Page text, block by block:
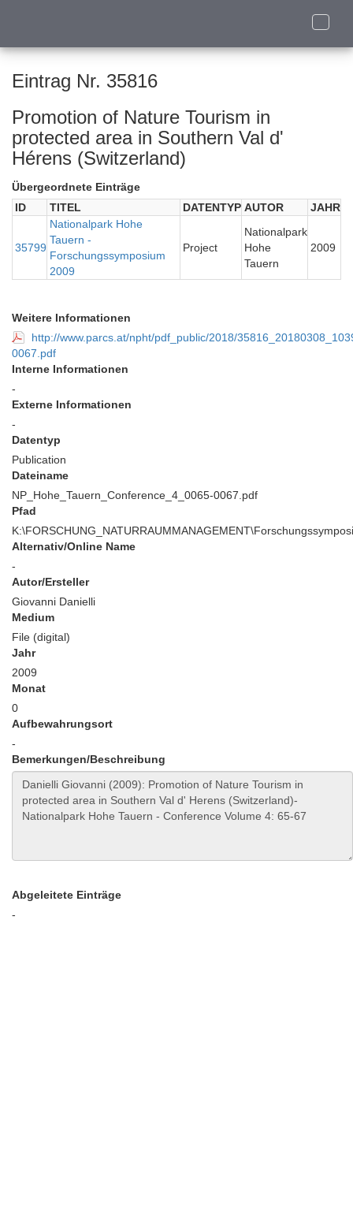
Toggle
Eintrag Nr. 35816
Promotion of Nature Tourism in
protected area in Southern Val d'
Hérens (Switzerland)
Übergeordnete Einträge
ID
TITEL DATENTYP AUTOR JAHR
35799
Nationalpark Hohe
Tauern -
Forschungssymposium
2009
Project
Nationalpark
Hohe
Tauern
2009
Weitere Informationen
http://www.parcs.at/npht/pdf_public/2018/
0067.pdf
Interne Informationen
-
Externe Informationen
-
Datentyp
Publication
Dateiname
NP_Hohe_Tauern_Conference_4_0065-0067.pdf
Pfad
Alternativ/Online Name
-
Autor/Ersteller
Giovanni Danielli
Medium
File (digital)
Jahr
2009
Monat
0
Aufbewahrungsort
-
Bemerkungen/Beschreibung
Abgeleitete Einträge
-